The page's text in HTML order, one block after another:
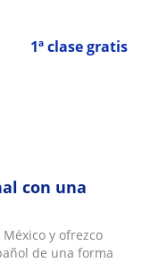
1ª clase gratis
con una
y ofrezco
de una forma